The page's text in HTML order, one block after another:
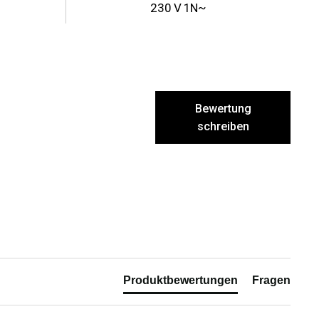
230 V 1N~
Bewertung
schreiben
Produktbewertungen Fragen